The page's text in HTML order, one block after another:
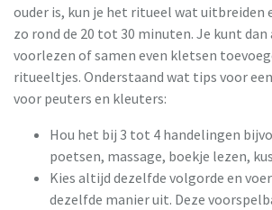
ouder is, kun je het ritueel wat uitbreiden
zo rond de 20 tot 30 minuten. Je kunt
voorlezen of samen even kletsen
ritueeltjes. Onderstaand wat tips voor
voor peuters en kleuters:
Hou het bij 3 tot 4 handelingen
poetsen, massage, boekje lezen,
Kies altijd dezelfde volgorde en
dezelfde manier uit. Deze